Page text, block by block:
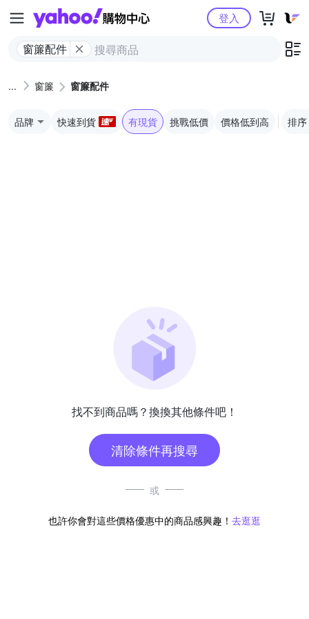
Yahoo購物中心
窗簾配件
登入
窗簾 窗簾配件
品牌 快速到貨 有現貨 挑戰低價 價格低到高 排序
找不到商品嗎？換換其他條件吧！
清除條件再搜尋
或
也許你會對這些價格優惠中的商品感興趣！ 去逛逛